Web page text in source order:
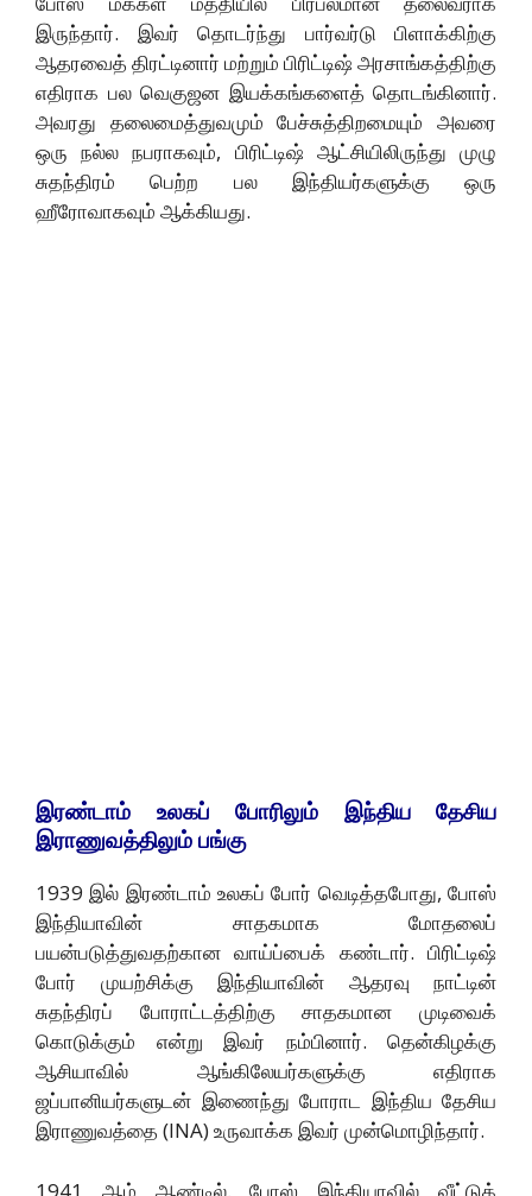
இருந்தார். இவர் தொடர்ந்து பார்வர்டு பிளாக்கிற்கு
ஆதரவைத் திரட்டினார் மற்றும் பிரிட்டிஷ் அரசாங்கத்திற்கு
எதிராக பல வெகுஜன இயக்கங்களைத் தொடங்கினார்.
அவரது தலைமைத்துவமும் பேச்சுத்திறமையும் அவரை
ஒரு நல்ல நபராகவும், பிரிட்டிஷ் ஆட்சியிலிருந்து முழு
சுதந்திரம் பெற்ற பல இந்தியர்களுக்கு ஒரு
ஹீரோவாகவும் ஆக்கியது.
இரண்டாம் உலகப் போரிலும் இந்திய தேசிய
இராணுவத்திலும் பங்கு
1939 இல் இரண்டாம் உலகப் போர் வெடித்தபோது, போஸ்
இந்தியாவின் சாதகமாக மோதலைப்
பயன்படுத்துவதற்கான வாய்ப்பைக் கண்டார். பிரிட்டிஷ்
போர் முயற்சிக்கு இந்தியாவின் ஆதரவு நாட்டின்
சுதந்திரப் போராட்டத்திற்கு சாதகமான முடிவைக்
கொடுக்கும் என்று இவர் நம்பினார். தென்கிழக்கு
ஆசியாவில் ஆங்கிலேயர்களுக்கு எதிராக
ஜப்பானியர்களுடன் இணைந்து போராட இந்திய தேசிய
இராணுவத்தை (INA) உருவாக்க இவர் முன்மொழிந்தார்.
1941 ஆம் ஆண்டில், போஸ் இந்தியாவில் வீட்டுக்